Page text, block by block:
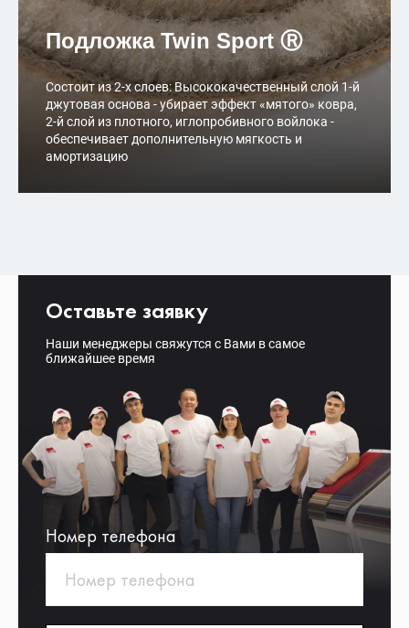
Подложка Twin Sport Ⓡ
Состоит из 2-х слоев: Высококачественный слой 1-й
джутовая основа - убирает эффект «мятого» ковра,
2-й слой из плотного, иглопробивного войлока -
обеспечивает дополнительную мягкость и
амортизацию
Оставьте заявку
Наши менеджеры свяжутся с Вами в самое
ближайшее время
Номер телефона